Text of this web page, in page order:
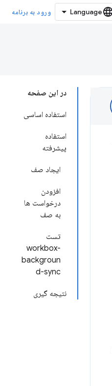
ورود به برنامه
در این صفحه
استفاده اساسی
استفاده
پیشرفته
ایجاد صف
افزودن
درخواست ها
به صف
تست
workbox-
backgroun
d-sync
نتیجه گیری